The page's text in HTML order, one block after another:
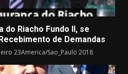
do Riacho Fundo II, se
de Demandas
23America/Sao_Paulo 2018